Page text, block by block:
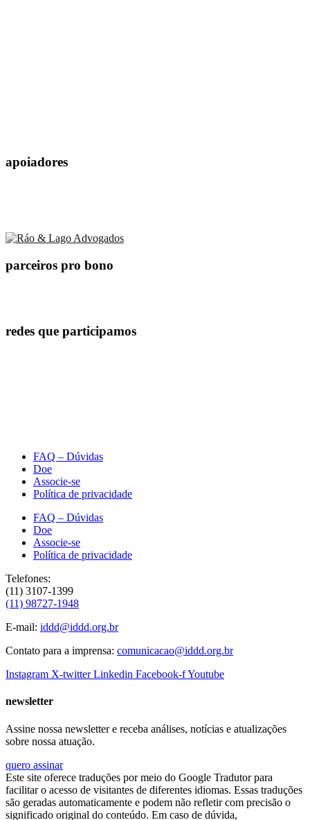
apoiadores
parceiros pro bono
redes que participamos
FAQ – Dúvidas
Doe
Associe-se
Política de privacidade
FAQ – Dúvidas
Doe
Associe-se
Política de privacidade
Telefones:
(11) 3107-1399
(11) 98727-1948
E-mail: iddd@iddd.org.br
Contato para a imprensa: comunicacao@iddd.org.br
Instagram X-twitter Linkedin Facebook-fYoutube
newsletter
Assine nossa newsletter e receba análises, notícias e atualizações
sobre nossa atuação.
quero assinar
Este site oferece traduções por meio do Google Tradutor para
facilitar o acesso de visitantes de diferentes idiomas. Essas traduções
são geradas automaticamente e podem não refletir com precisão o
significado original do conteúdo. Em caso de dúvida,